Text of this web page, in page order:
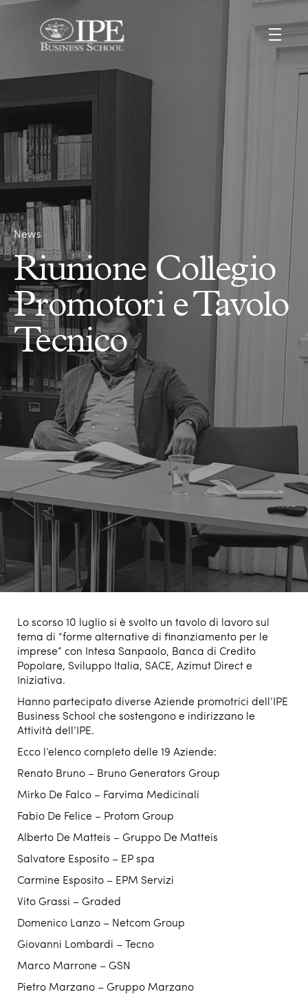
News
Riunione Collegio
Promotori e Tavolo
Tecnico
Lo scorso 10 luglio si è svolto un tavolo di lavoro sul
tema di “forme alternative di finanziamento per le
imprese” con Intesa Sanpaolo, Banca di Credito
Popolare, Sviluppo Italia, SACE, Azimut Direct e
Iniziativa.
Hanno partecipato diverse Aziende promotrici dell’IPE
Business School che sostengono e indirizzano le
Attività dell’IPE.
Ecco l’elenco completo delle 19 Aziende:
Renato Bruno – Bruno Generators Group
Mirko De Falco – Farvima Medicinali
Fabio De Felice – Protom Group
Alberto De Matteis – Gruppo De Matteis
Salvatore Esposito – EP spa
Carmine Esposito – EPM Servizi
Vito Grassi – Graded
Domenico Lanzo – Netcom Group
Giovanni Lombardi – Tecno
Marco Marrone – GSN
Pietro Marzano – Gruppo Marzano